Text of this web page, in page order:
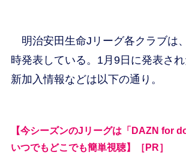
明治安田生命Jリーグ各クラブは
時発表している。1月9日に発表され
新加入情報などは以下の通り。
【今シーズンのJリーグは「DAZN for
いつでもどこでも簡単視聴】［PR］